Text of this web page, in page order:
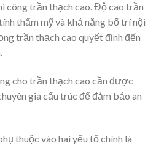
trần thạch cao. Độ cao trần
thẩm mỹ và khả năng bố trí nội
trần thạch cao quyết định đến
cho trần thạch cao cần được
gia cấu trúc để đảm bảo an
thuộc vào hai yếu tố chính là